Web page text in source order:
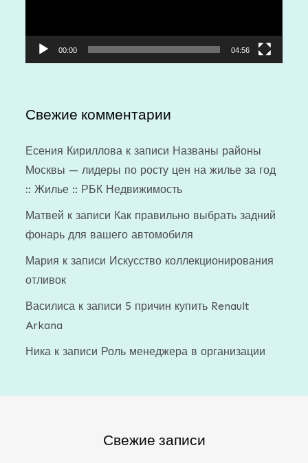
00:00 04:56
Свежие комментарии
Есения Кириллова к записи Названы районы
Москвы — лидеры по росту цен на жилье за год
:: Жилье :: РБК Недвижимость
Матвей к записи Как правильно выбрать задний
фонарь для вашего автомобиля
Мария к записи Искусство коллекционирования
отливок
Василиса к записи 5 причин купить Renault
Arkana
Ника к записи Роль менеджера в организации
Свежие записи